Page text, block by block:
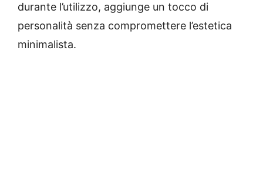
durante l’utilizzo, aggiunge un tocco di
personalità senza compromettere l’estetica
minimalista.